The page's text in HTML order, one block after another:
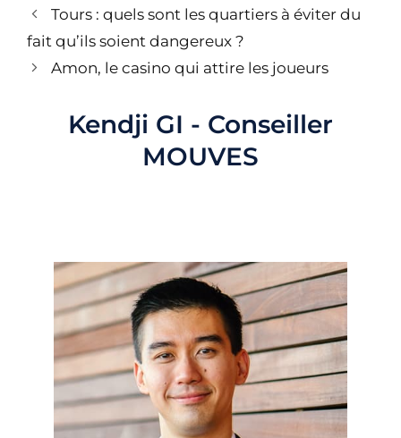
Navigation
des
articles
Tours : quels sont les quartiers à éviter du
fait qu’ils soient dangereux ?
Amon, le casino qui attire les joueurs
Kendji GI - Conseiller
MOUVES